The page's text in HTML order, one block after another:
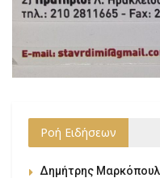
Ροή Ειδήσεων
Δημήτρης